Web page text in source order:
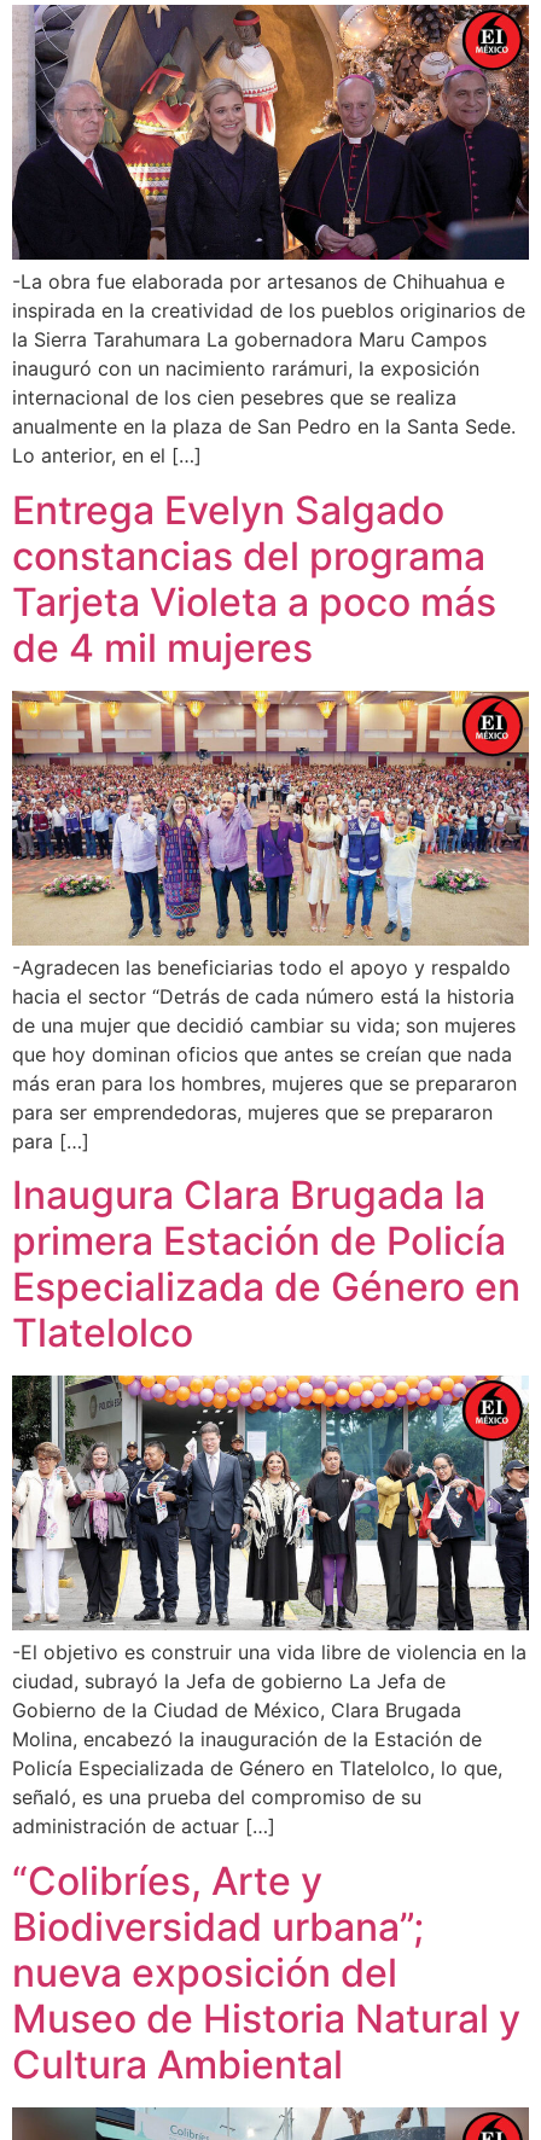
-La obra fue elaborada por artesanos de Chihuahua e
inspirada en la creatividad de los pueblos originarios de
la Sierra Tarahumara La gobernadora Maru Campos
inauguró con un nacimiento rarámuri, la exposición
internacional de los cien pesebres que se realiza
anualmente en la plaza de San Pedro en la Santa Sede.
Lo anterior, en el […]
Entrega Evelyn Salgado
constancias del programa
Tarjeta Violeta a poco más
de 4 mil mujeres
-Agradecen las beneficiarias todo el apoyo y respaldo
hacia el sector “Detrás de cada número está la historia
de una mujer que decidió cambiar su vida; son mujeres
que hoy dominan oficios que antes se creían que nada
más eran para los hombres, mujeres que se prepararon
para ser emprendedoras, mujeres que se prepararon
para […]
Inaugura Clara Brugada la
primera Estación de Policía
Especializada de Género en
Tlatelolco
-El objetivo es construir una vida libre de violencia en la
ciudad, subrayó la Jefa de gobierno La Jefa de
Gobierno de la Ciudad de México, Clara Brugada
Molina, encabezó la inauguración de la Estación de
Policía Especializada de Género en Tlatelolco, lo que,
señaló, es una prueba del compromiso de su
administración de actuar […]
“Colibríes, Arte y
Biodiversidad urbana”;
nueva exposición del
Museo de Historia Natural y
Cultura Ambiental